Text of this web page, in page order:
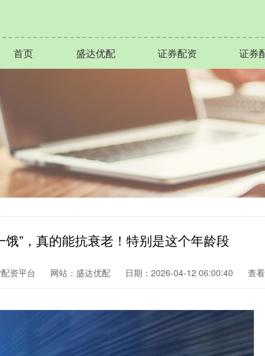
首页 盛达优配 证券配资 证券
”，真的能抗衰老！特别是这个年龄段
资平台 网站：盛达优配 日期：2026-04-12 06:00:40 查